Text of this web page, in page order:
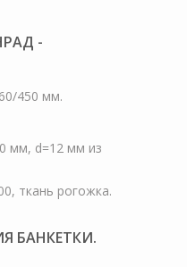
-
450 мм.
мм, d=12 мм из
ткань рогожка.
БАНКЕТКИ.